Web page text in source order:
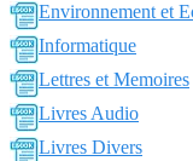
Environnement et
Informatique
Lettres et Memoires
Livres Audio
Livres Divers